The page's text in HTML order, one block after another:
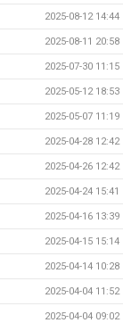
2025-08-12 14:44
2025-08-11 20:58
2025-07-30 11:15
2025-05-12 18:53
2025-05-07 11:19
2025-04-28 12:42
2025-04-26 12:42
2025-04-24 15:41
2025-04-16 13:39
2025-04-15 15:14
2025-04-14 10:28
2025-04-04 11:52
2025-04-04 09:02